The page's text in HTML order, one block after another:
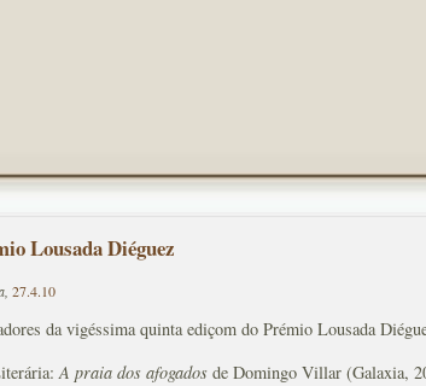
Lousada Diéguez
27.4.10
da vigéssima quinta ediçom do Prémio Lousada
A praia dos afogados de Domingo Villar (Galaxia,